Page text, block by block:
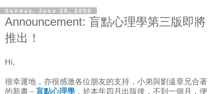
Sunday, June 28, 2009
Announcement: 盲點心理學第三版即將
推出！
Hi,
很幸運地，亦很感激各位朋友的支持，小弟與劉遠章兄合著
的新書－ 盲點心理學 ，於本年四月出版後，不到一個月，便